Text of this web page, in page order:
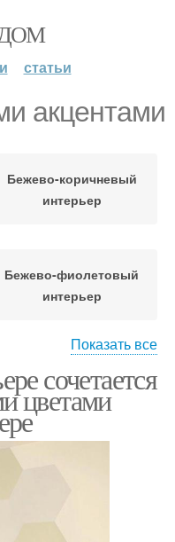
статьи
акцентами
Бежево-коричневый
интерьер
Бежево-фиолетовый
интерьер
интерьер
Показать все
сочетается
цветами